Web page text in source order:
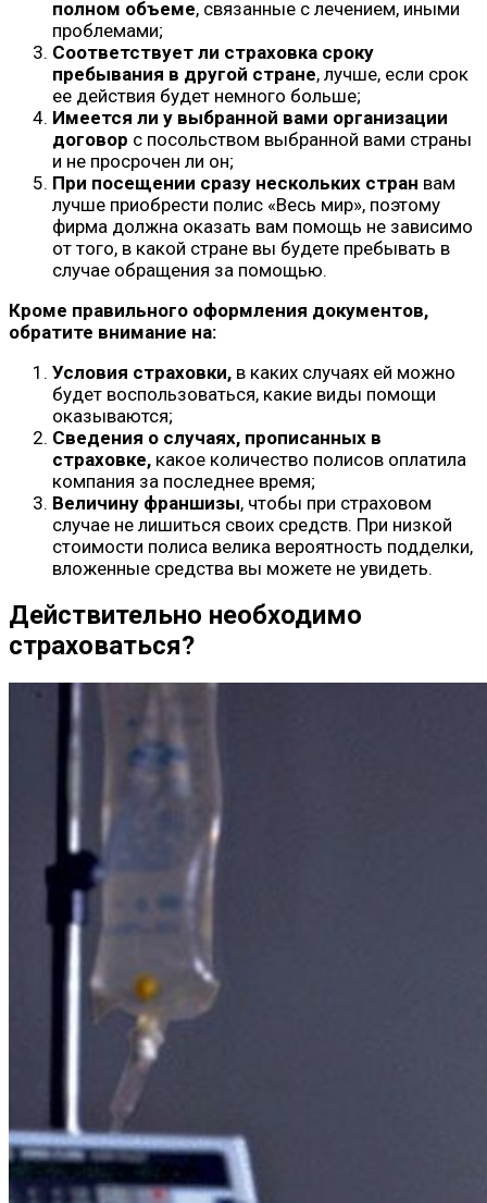
полном объеме, связанные с лечением, иными
проблемами;
Соответствует ли страховка сроку
пребывания в другой стране, лучше, если срок
ее действия будет немного больше;
Имеется ли у выбранной вами организации
договор с посольством выбранной вами страны
и не просрочен ли он;
При посещении сразу нескольких стран вам
лучше приобрести полис «Весь мир», поэтому
фирма должна оказать вам помощь не зависимо
от того, в какой стране вы будете пребывать в
случае обращения за помощью.
Кроме правильного оформления документов,
обратите внимание на:
Условия страховки, в каких случаях ей можно
будет воспользоваться, какие виды помощи
оказываются;
Сведения о случаях, прописанных в
страховке, какое количество полисов оплатила
компания за последнее время;
Величину франшизы, чтобы при страховом
случае не лишиться своих средств. При низкой
стоимости полиса велика вероятность подделки,
вложенные средства вы можете не увидеть.
Действительно необходимо
страховаться?